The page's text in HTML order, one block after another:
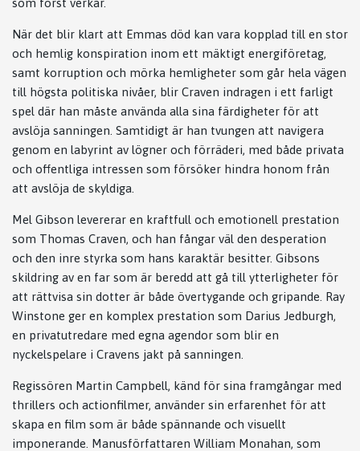
som först verkar.
När det blir klart att Emmas död kan vara kopplad till en stor
och hemlig konspiration inom ett mäktigt energiföretag,
samt korruption och mörka hemligheter som går hela vägen
till högsta politiska nivåer, blir Craven indragen i ett farligt
spel där han måste använda alla sina färdigheter för att
avslöja sanningen. Samtidigt är han tvungen att navigera
genom en labyrint av lögner och förräderi, med både privata
och offentliga intressen som försöker hindra honom från
att avslöja de skyldiga.
Mel Gibson levererar en kraftfull och emotionell prestation
som Thomas Craven, och han fångar väl den desperation
och den inre styrka som hans karaktär besitter. Gibsons
skildring av en far som är beredd att gå till ytterligheter för
att rättvisa sin dotter är både övertygande och gripande. Ray
Winstone ger en komplex prestation som Darius Jedburgh,
en privatutredare med egna agendor som blir en
nyckelspelare i Cravens jakt på sanningen.
Regissören Martin Campbell, känd för sina framgångar med
thrillers och actionfilmer, använder sin erfarenhet för att
skapa en film som är både spännande och visuellt
imponerande. Manusförfattaren William Monahan, som